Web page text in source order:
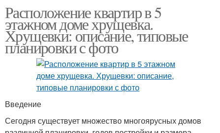
Расположение квартир в 5
этажном доме хрущевка.
Хрущевки: описание, типовые
планировки с фото
Введение
Сегодня существует множество многоярусных домов